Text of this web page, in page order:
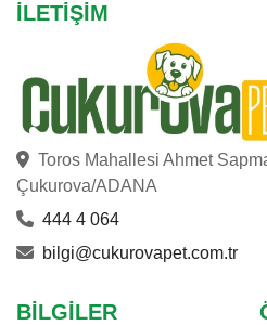
İLETIŞIM
Toros Mahallesi Ahmet
Çukurova/ADANA
444 4 064
bilgi@cukurovapet.com.tr
BILGILER